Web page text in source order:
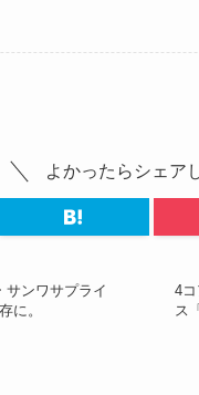
よかったらシェア
サンワサプライ
に。
4
ス